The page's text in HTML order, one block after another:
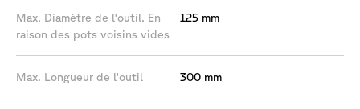
Max. Diamètre de l'outil. En
raison des pots voisins vides
125 mm
Max. Longueur de l'outil 300 mm